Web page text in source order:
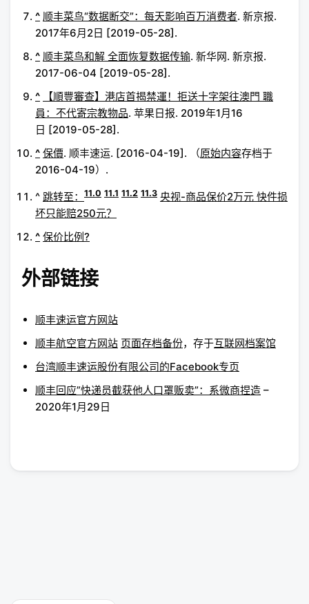
^ 顺丰菜鸟“数据断交”：每天影响百万消费者. 新京报.
2017年6月2日 [2019-05-28].
^ 顺丰菜鸟和解 全面恢复数据传输. 新华网. 新京报.
2017-06-04 [2019-05-28].
^
【順豐審查】港店首揭禁運！拒送十字架往澳門 職
員：不代寄宗教物品. 苹果日报. 2019年1月16
日 [2019-05-28].
^ 保價. 顺丰速运. [2016-04-19]. （原始内容存档于
2016-04-19）.
^ 跳转至： 11.0 11.1 11.2 11.3 央视-商品保价2万元 快件损
坏只能赔250元？
^ 保价比例?
外部链接
顺丰速运官方网站
顺丰航空官方网站 页面存档备份，存于互联网档案馆
台湾顺丰速运股份有限公司的Facebook专页
顺丰回应”快递员截获他人口罩贩卖”：系微商捏造 –
2020年1月29日